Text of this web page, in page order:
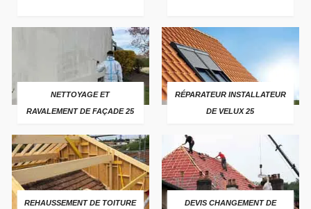
NETTOYAGE ET
RAVALEMENT DE FAÇADE 25
RÉPARATEUR INSTALLATEUR
DE VELUX 25
REHAUSSEMENT DE TOITURE
DEVIS CHANGEMENT DE